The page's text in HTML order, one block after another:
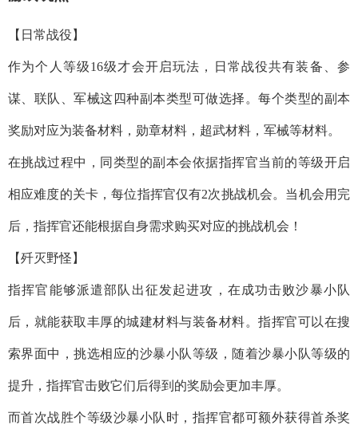
【日常战役】
作为个人等级16级才会开启玩法，日常战役共有装备、参
谋、联队、军械这四种副本类型可做选择。每个类型的副本
奖励对应为装备材料，勋章材料，超武材料，军械等材料。
在挑战过程中，同类型的副本会依据指挥官当前的等级开启
相应难度的关卡，每位指挥官仅有2次挑战机会。当机会用完
后，指挥官还能根据自身需求购买对应的挑战机会！
【歼灭野怪】
指挥官能够派遣部队出征发起进攻，在成功击败沙暴小队
后，就能获取丰厚的城建材料与装备材料。指挥官可以在搜
索界面中，挑选相应的沙暴小队等级，随着沙暴小队等级的
提升，指挥官击败它们后得到的奖励会更加丰厚。
而首次战胜个等级沙暴小队时，指挥官都可额外获得首杀奖